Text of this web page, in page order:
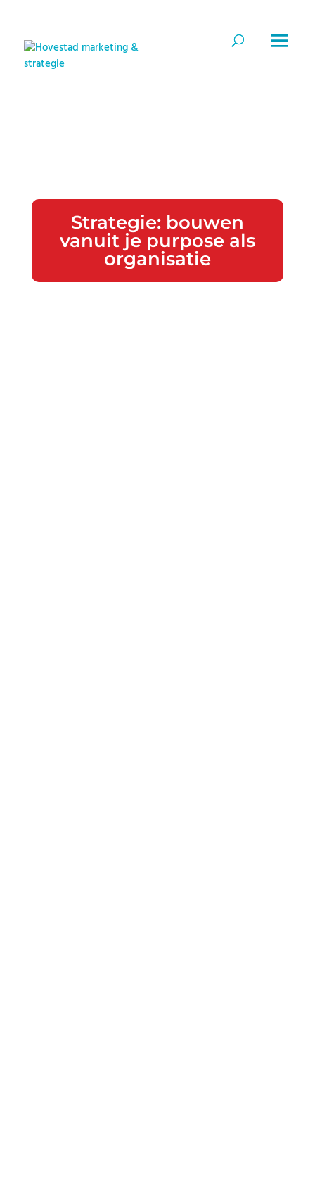
Strategie: bouwen
vanuit je purpose als
organisatie